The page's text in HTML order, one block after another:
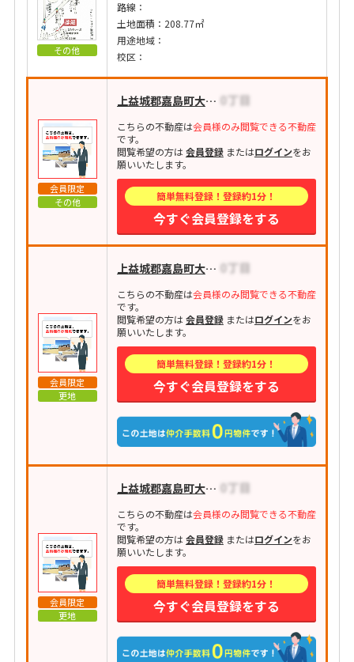
その他
路線：
土地面積：208.77㎡
用途地域：
校区：
会員限定
その他
上益城郡嘉島町大字上島
こちらの不動産は会員様のみ閲覧できる不動産
です。
閲覧希望の方は会員登録またはログインをお
願いいたします。
簡単無料登録！登録約1分！
今すぐ会員登録をする
会員限定
更地
上益城郡嘉島町大字上島
こちらの不動産は会員様のみ閲覧できる不動産
です。
閲覧希望の方は会員登録またはログインをお
願いいたします。
簡単無料登録！登録約1分！
今すぐ会員登録をする
会員限定
更地
上益城郡嘉島町大字上島
こちらの不動産は会員様のみ閲覧できる不動産
です。
閲覧希望の方は会員登録またはログインをお
願いいたします。
簡単無料登録！登録約1分！
今すぐ会員登録をする